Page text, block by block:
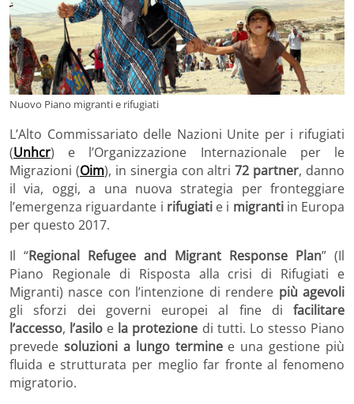
Nuovo Piano migranti e rifugiati
L’Alto Commissariato delle Nazioni Unite per i rifugiati
(Unhcr) e l’Organizzazione Internazionale per le
Migrazioni (Oim), in sinergia con altri72 partner, danno
il via, oggi, a una nuova strategia per fronteggiare
l’emergenza riguardante i rifugiatie i migrantiin Europa
per questo 2017.
Il “Regional Refugee and Migrant Response Plan” (Il
Piano Regionale di Risposta alla crisi di Rifugiati e
Migranti) nasce con l’intenzione di rendere più agevoli
gli sforzi dei governi europei al fine di facilitare
l’accesso, l’asilo e la protezione di tutti. Lo stesso Piano
prevede soluzioni a lungo terminee una gestione più
fluida e strutturata per meglio far fronte al fenomeno
migratorio.